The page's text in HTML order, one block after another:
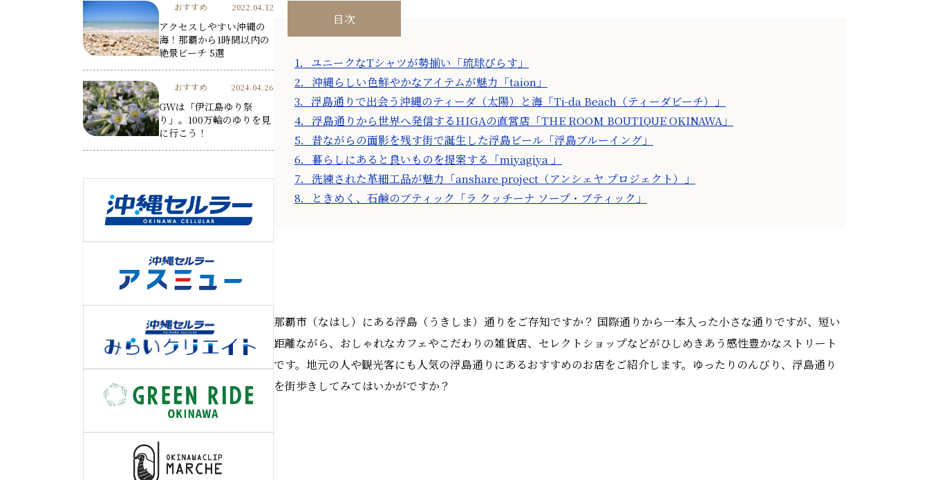
目次
1．ユニークなTシャツが勢揃い「琉球ぴらす」
2．沖縄らしい色鮮やかなアイテムが魅力「taion」
3．浮島通りで出会う沖縄のティーダ（太陽）と海「Ti-da Beach（ティーダビーチ）」
4．浮島通りから世界へ発信するHIGAの直営店「THE ROOM BOUTIQUE OKINAWA」
5．昔ながらの面影を残す街で誕生した浮島ビール「浮島ブルーイング」
6．暮らしにあると良いものを提案する「miyagiya 」
7．洗練された革細工品が魅力「anshare project（アンシェヤ プロジェクト）」
8．ときめく、石鹸のブティック「ラ クッチーナ ソープ・ブティック」
那覇市（なはし）にある浮島（うきしま）通りをご存知ですか？ 国際通りから一本入った小さな通りですが、短い
距離ながら、おしゃれなカフェやこだわりの雑貨店、セレクトショップなどがひしめきあう感性豊かなストリート
です。地元の人や観光客にも人気の浮島通りにあるおすすめのお店をご紹介します。ゆったりのんびり、浮島通り
を街歩きしてみてはいかがですか？
おすすめ 2022.04.12
アクセスしやすい沖縄の
海！那覇から1時間以内の
絶景ビーチ 5選
おすすめ 2024.04.26
GWは「伊江島ゆり祭
り」。100万輪のゆりを見
に行こう！